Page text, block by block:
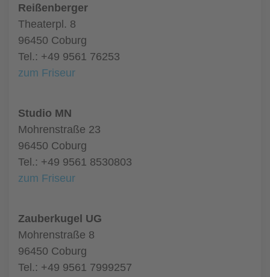
Reißenberger
Theaterpl. 8
96450 Coburg
Tel.: +49 9561 76253
zum Friseur
Studio MN
Mohrenstraße 23
96450 Coburg
Tel.: +49 9561 8530803
zum Friseur
Zauberkugel UG
Mohrenstraße 8
96450 Coburg
Tel.: +49 9561 7999257